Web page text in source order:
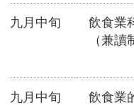
九月中旬
飲食業
（兼讀
九月中旬
飲食業